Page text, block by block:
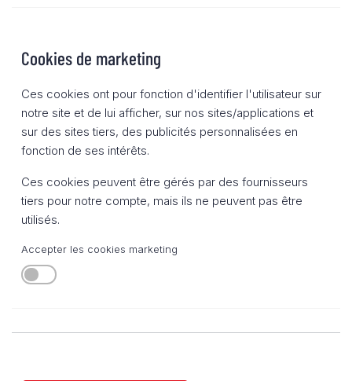
Cookies de marketing
Ces cookies ont pour fonction d'identifier l'utilisateur sur
notre site et de lui afficher, sur nos sites/applications et
sur des sites tiers, des publicités personnalisées en
fonction de ses intérêts.
Ces cookies peuvent être gérés par des fournisseurs
tiers pour notre compte, mais ils ne peuvent pas être
utilisés.
Accepter les cookies marketing